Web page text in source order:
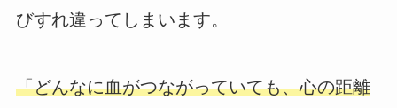
びすれ違ってしまいます。
「どんなに血がつながっていても、心の距離